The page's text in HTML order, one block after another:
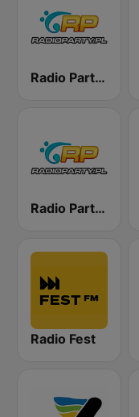
Radio Party - Kanał DjMixes
Radio Party - Kanał Vocal Trance
Radio Fest